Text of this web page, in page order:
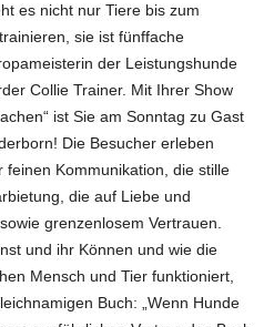
es nicht nur Tiere bis zum
sie ist fünffache
der Leistungshunde
Collie Trainer. Mit Ihrer Show
ist Sie am Sonntag zu Gast
Die Besucher erleben
feinen Kommunikation, die stille
die auf Liebe und
grenzenlosem Vertrauen.
und ihr Können und wie die
Mensch und Tier funktioniert,
Buch: „Wenn Hunde